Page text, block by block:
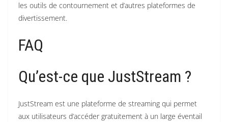
les outils de contournement et d’autres plateformes de
divertissement.
FAQ
Qu’est-ce que JustStream ?
JustStream est une plateforme de streaming qui permet
aux utilisateurs d’accéder gratuitement à un large éventail